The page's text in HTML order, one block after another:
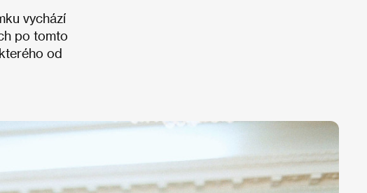
vychází
po tomto
od